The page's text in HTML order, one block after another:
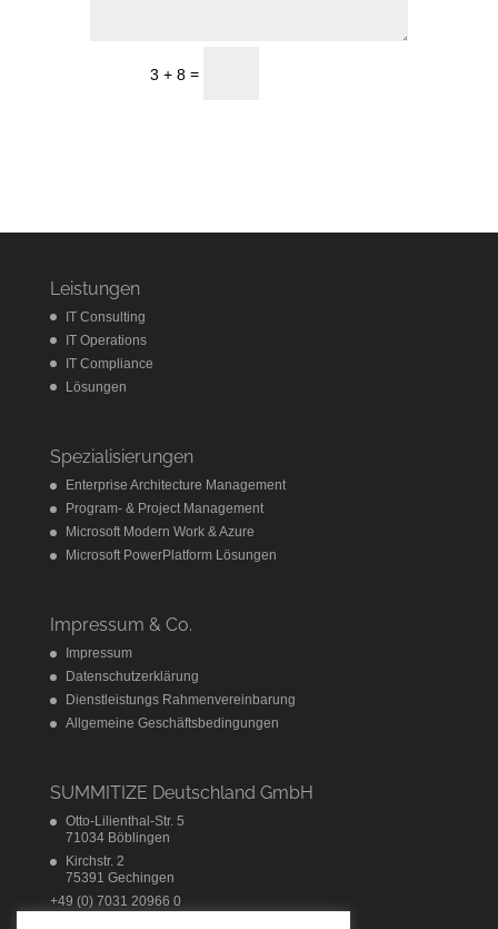
3 + 8 =
Leistungen
IT Consulting
IT Operations
IT Compliance
Lösungen
Spezialisierungen
Enterprise Architecture Management
Program- & Project Management
Microsoft Modern Work & Azure
Microsoft PowerPlatform Lösungen
Impressum & Co.
Impressum
Datenschutzerklärung
Dienstleistungs Rahmenvereinbarung
Allgemeine Geschäftsbedingungen
SUMMITIZE Deutschland GmbH
Otto-Lilienthal-Str. 5
71034 Böblingen
Kirchstr. 2
75391 Gechingen
+49 (0) 7031 20966 0